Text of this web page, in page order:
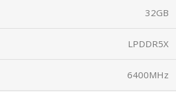
32GB
LPDDR5X
6400MHz